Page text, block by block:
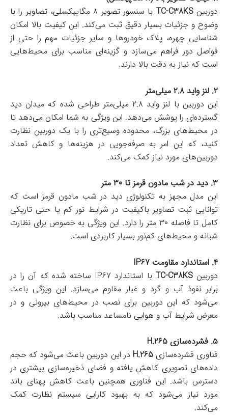
دوربینTC-C38KS
با سنسور تصویر ۸ مگاپیکسلی، تصاویر را با
وضوح و جزئیات بسیار دقیق ثبت می‌کند. این کیفیت بالا امکان
شناسایی چهره، پلاک خودروها و سایر جزئیات مهم را حتی از
فواصل دور فراهم می‌سازد و گزینه‌ای مناسب برای محیط‌هایی
است که نیاز به دقت بالا دارند.
۲. لنز واید ۲.۸ میلی‌متر
این دوربین با لنز واید ۲.۸ میلی‌متر طراحی شده که میدان دید
گسترده‌ای را پوشش می‌دهد. این ویژگی به شما امکان می‌دهد تا
در محیط‌های بزرگ، محدوده وسیع‌تری را با یک دوربین نظارت
کنید، که این امر به صرفه‌جویی در هزینه‌ها و کاهش تعداد
دوربین‌های مورد نیاز کمک می‌کند.
۳. دید در شب مادون قرمز تا ۳۰ متر
این مدل مجهز به تکنولوژی دید در شب مادون قرمز است که
توانایی ثبت تصاویر باکیفیت در شرایط نور کم یا حتی تاریکی
کامل تا فاصله ۳۰ متر را دارد. این ویژگی به خصوص برای نظارت
شبانه و محیط‌های کم‌نور بسیار کاربردی است.
۴. استاندارد مقاومت IP67
دوربینTC-C38KS
با استاندارد IP67 ساخته شده که آن را در
برابر نفوذ آب و گرد و غبار مقاوم می‌سازد. این ویژگی باعث
می‌شود که این دوربین برای نصب در محیط‌های بیرونی و در
معرض شرایط آب و هوایی نامساعد مناسب باشد.
۵. فشرده‌سازی H.265
فناوری فشرده‌سازیH.265 در این دوربین باعث می‌شود که حجم
داده‌های تصویری کاهش یافته و فضای ذخیره‌سازی بیشتری در
دسترس باشد. این فناوری همچنین باعث کاهش پهنای باند
مورد نیاز می‌شود که به بهبود کارایی سیستم نظارت کمک
می‌کند.